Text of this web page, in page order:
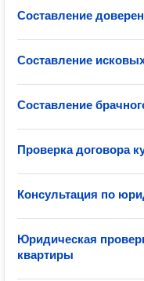
Составление
Составление
Составление
Проверка договора
Консультация по
Юридическая
квартиры